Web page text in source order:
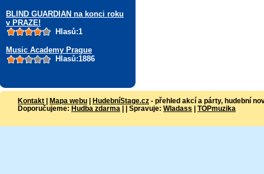
BLIND GUARDIAN na konci roku
v PRAZE!
Hlasů:1
Music Academy Prague
Hlasů:1886
Kontakt | Mapa webu | HudebníStage.cz - přehled akcí a párty, hudební
Doporučujeme: Hudba zdarma | | Spravuje: Wladass | TOPmuzika